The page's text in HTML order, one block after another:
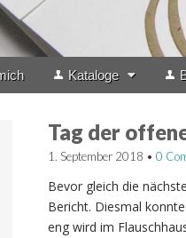
Kataloge
Tag der
1. September 2018 • 0
Bevor gleich die
Bericht. Diesmal
eng wird im